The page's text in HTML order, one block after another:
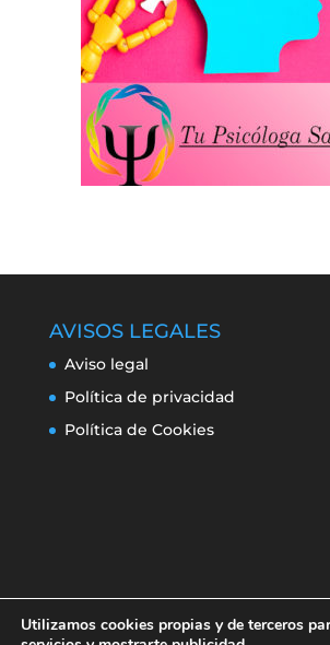
AVISOS LEGALES
Aviso legal
Política de privacidad
Política de Cookies
Utilizamos cookies propias y de terceros